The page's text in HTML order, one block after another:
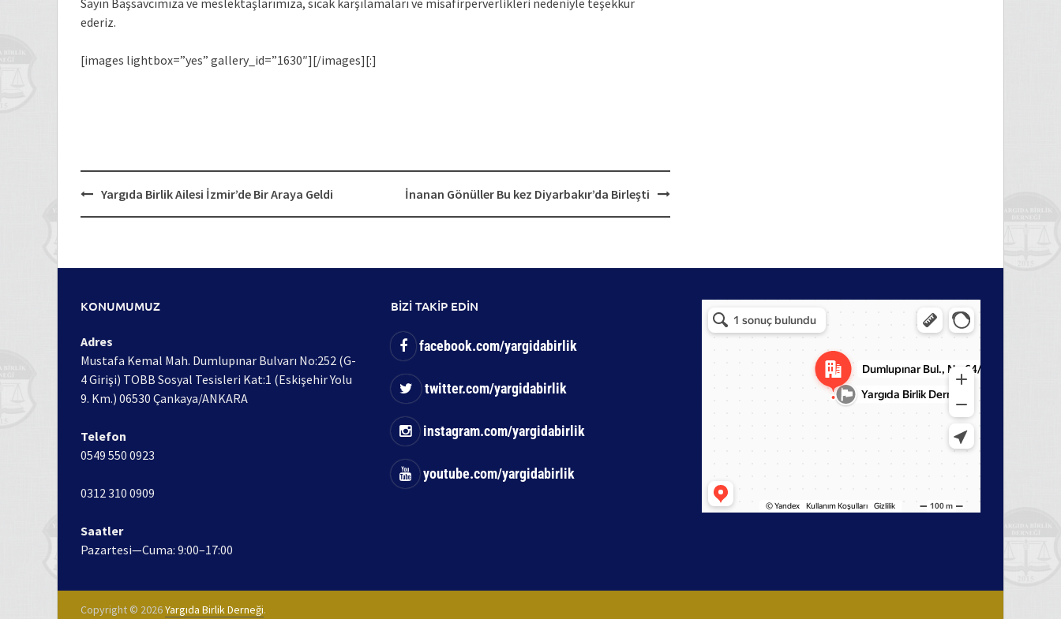
Sayın Başsavcımıza ve meslektaşlarımıza, sıcak karşılamaları ve misafirperverlikleri nedeniyle teşekkür
ederiz.
[images lightbox=”yes” gallery_id=”1630″][/images][:]
Post
navigation
Yargıda Birlik Ailesi İzmir’de Bir Araya Geldi İnanan Gönüller Bu kez Diyarbakır’da Birleşti
KONUMUMUZ
Adres
Mustafa Kemal Mah. Dumlupınar Bulvarı No:252 (G-
4 Girişi) TOBB Sosyal Tesisleri Kat:1 (Eskişehir Yolu
9. Km.) 06530 Çankaya/ANKARA
Telefon
0549 550 0923
0312 310 0909
Saatler
Pazartesi—Cuma: 9:00–17:00
BİZİ TAKİP EDİN
facebook.com/yargidabirlik
twitter.com/yargidabirlik
instagram.com/yargidabirlik
youtube.com/yargidabirlik
Copyright © 2026Yargıda Birlik Derneği.